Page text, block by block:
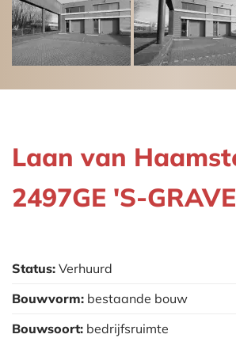
Laan van
2497GE 'S-
Status: Verhuurd
Bouwvorm: bestaande bouw
Bouwsoort: bedrijfsruimte